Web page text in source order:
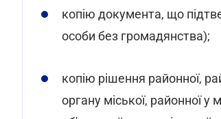
копію документа, що
особи без громадянства);
копію рішення районної,
органу міської, районної у